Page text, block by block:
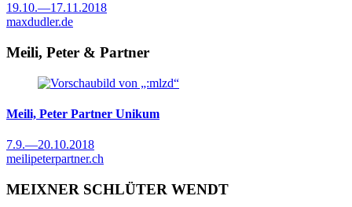
19.10.—17.11.2018
maxdudler.de
Meili, Peter & Partner
Meili, Peter Partner Unikum
7.9.—20.10.2018
meilipeterpartner.ch
MEIXNER SCHLÜTER WENDT